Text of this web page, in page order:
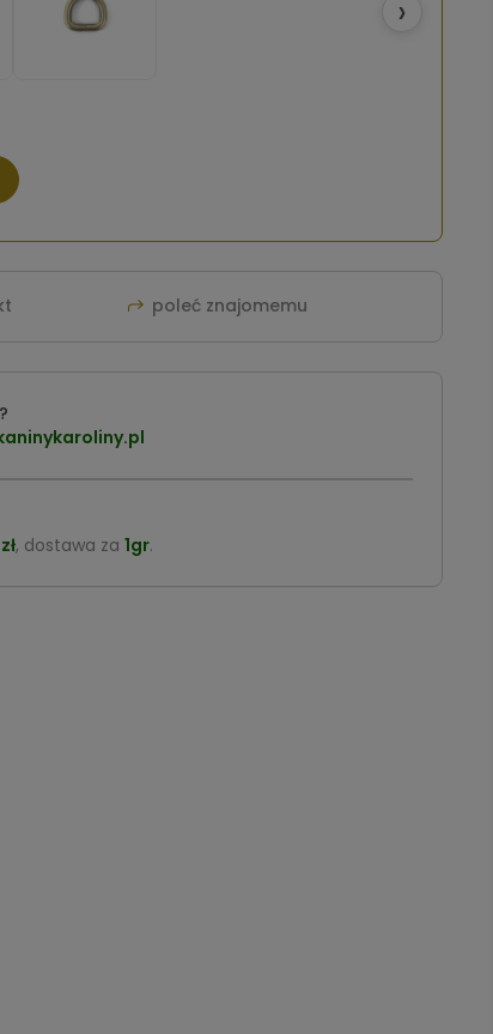
›
poleć znajomemu
, dostawa za 1gr.